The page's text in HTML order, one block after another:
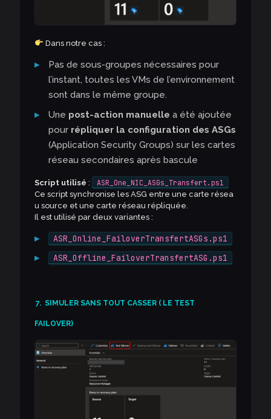
Dans notre cas :
Pas de sous-groupes nécessaires pour
l’instant, toutes les VMs de l’environnement
sont dans le même groupe.
Une post-action manuelle a été ajoutée
pour répliquer la configuration des ASGs
(Application Security Groups) sur les cartes
réseau secondaires après bascule
Script utilisé :
ASR_One_NIC_ASGs_Transfert.ps1
Ce script synchronise les ASG entre une carte résea
u source et une carte réseau répliquée.
Il est utilisé par deux variantes :
ASR_Online_FailoverTransfertASGs.ps1
ASR_Offline_FailoverTransfertASG.ps1
7. SIMULER SANS TOUT CASSER ( LE TEST
FAILOVER)